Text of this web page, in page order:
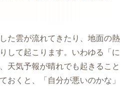
た雲が流れてきたり、地面の熱
して起こります。いわゆる「に
天気予報が晴れでも起きること
おくと、「自分が悪いのかな」